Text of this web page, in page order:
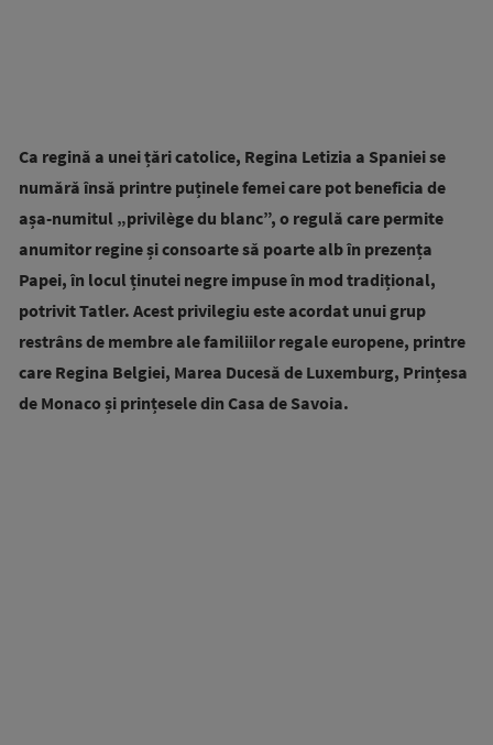
Ca regină a unei țări catolice, Regina Letizia a Spaniei se
numără însă printre puținele femei care pot beneficia de
așa-numitul „privilège du blanc”, o regulă care permite
anumitor regine și consoarte să poarte alb în prezența
Papei, în locul ținutei negre impuse în mod tradițional,
potrivit Tatler. Acest privilegiu este acordat unui grup
restrâns de membre ale familiilor regale europene, printre
care Regina Belgiei, Marea Ducesă de Luxemburg, Prințesa
de Monaco și prințesele din Casa de Savoia.